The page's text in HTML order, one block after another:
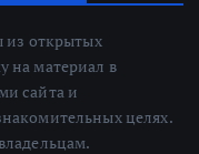
из открытых
на материал в
сайта и
целях.